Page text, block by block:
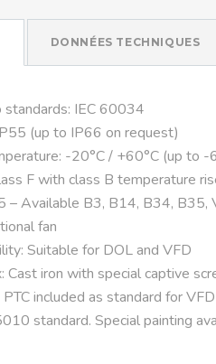
DONNÉES TECHNIQUES
standards: IEC 60034
(up to IP66 on request)
-20°C / +60°C (up to -
F with class B temperature
– Available B3, B14, B34, B35,
fan
Suitable for DOL and VFD
Cast iron with special captive
included as standard for
standard. Special painting